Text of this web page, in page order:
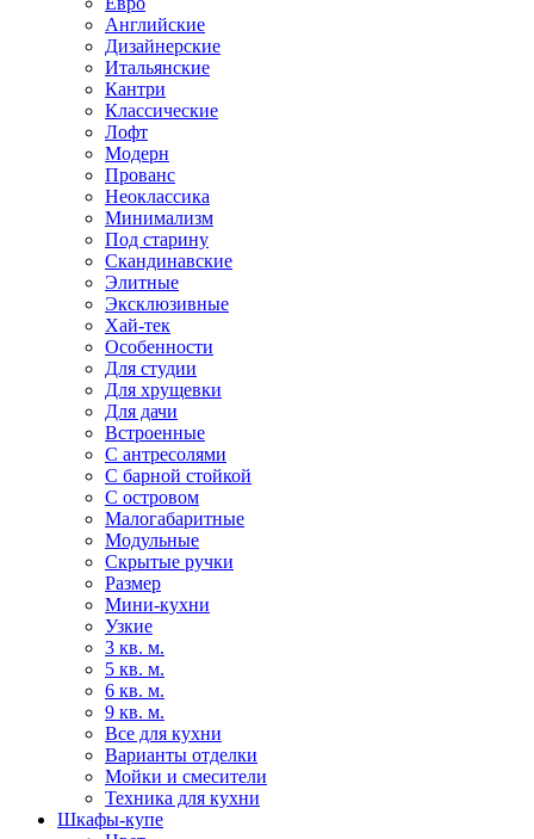
Английские
Дизайнерские
Итальянские
Кантри
Классические
Лофт
Модерн
Прованс
Неоклассика
Минимализм
Под старину
Скандинавские
Элитные
Эксклюзивные
Хай-тек
Особенности
Для студии
Для хрущевки
Для дачи
Встроенные
С антресолями
С барной стойкой
С островом
Малогабаритные
Модульные
Скрытые ручки
Размер
Мини-кухни
Узкие
3 кв. м.
5 кв. м.
6 кв. м.
9 кв. м.
Все для кухни
Варианты отделки
Мойки и смесители
Техника для кухни
Шкафы-купе